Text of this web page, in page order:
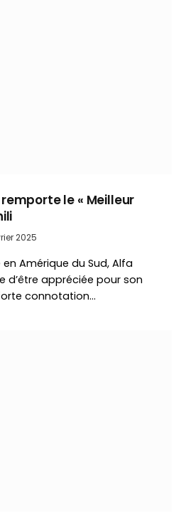
le « Meilleur
2025
Amérique du Sud, Alfa
d’être appréciée pour son
connotation…